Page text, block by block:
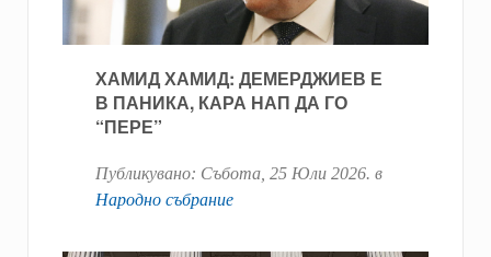
ХАМИД ХАМИД: ДЕМЕРДЖИЕВ Е
В ПАНИКА, КАРА НАП ДА ГО
“ПЕРЕ”
Публикувано: Събота, 25 Юли 2026. в
Народно събрание